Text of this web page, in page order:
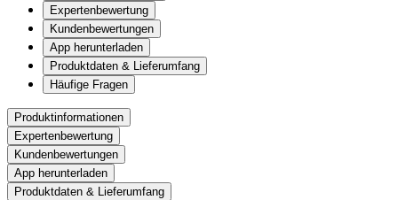
Expertenbewertung
Kundenbewertungen
App herunterladen
Produktdaten & Lieferumfang
Häufige Fragen
Produktinformationen
Expertenbewertung
Kundenbewertungen
App herunterladen
Produktdaten & Lieferumfang